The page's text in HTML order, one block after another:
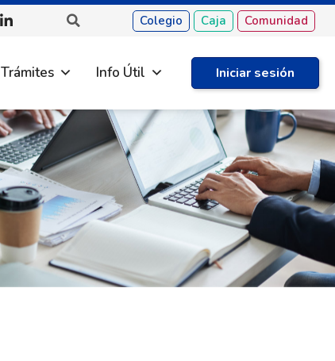
Colegio Caja Comunidad
Trámites Info Útil Iniciar sesión